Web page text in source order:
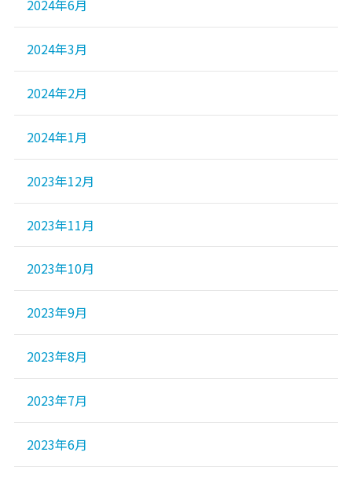
2024年6月
2024年3月
2024年2月
2024年1月
2023年12月
2023年11月
2023年10月
2023年9月
2023年8月
2023年7月
2023年6月